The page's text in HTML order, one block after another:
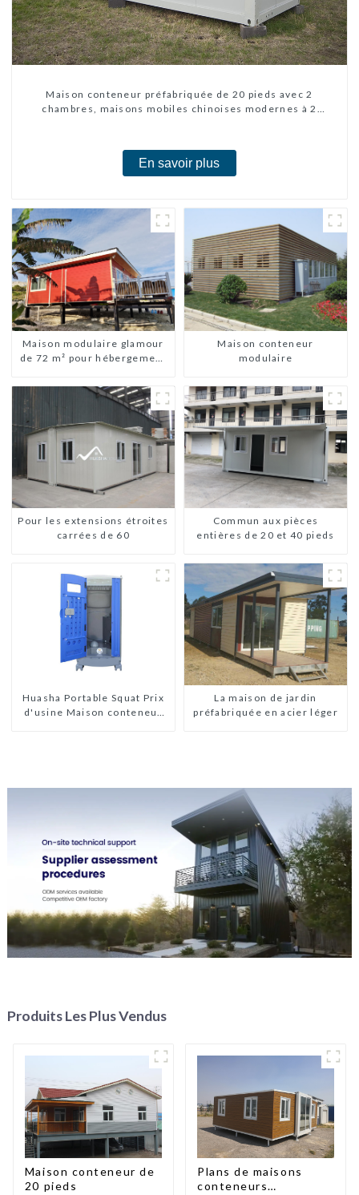
Maison conteneur préfabriquée de 20 pieds avec 2
chambres, maisons mobiles chinoises modernes à 2
En savoir plus
Maison modulaire glamour
de 72 m² pour hébergement
Maison conteneur
modulaire
Pour les extensions étroites
carrées de 60
Commun aux pièces
entières de 20 et 40 pieds
Huasha Portable Squat Prix
d'usine Maison conteneur
La maison de jardin
préfabriquée en acier léger
Produits Les Plus Vendus
Maison conteneur de
20 pieds
Plans de maisons
conteneurs